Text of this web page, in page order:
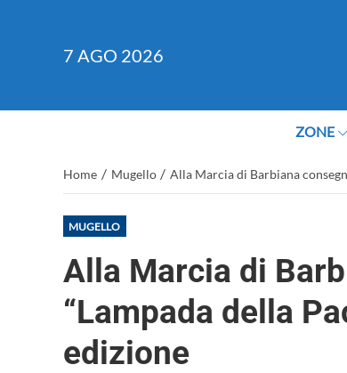
7 AGO 2026
ZONE
Home / Mugello / Alla Marcia di Barbiana
MUGELLO
Alla Marcia di
“Lampada della
edizione